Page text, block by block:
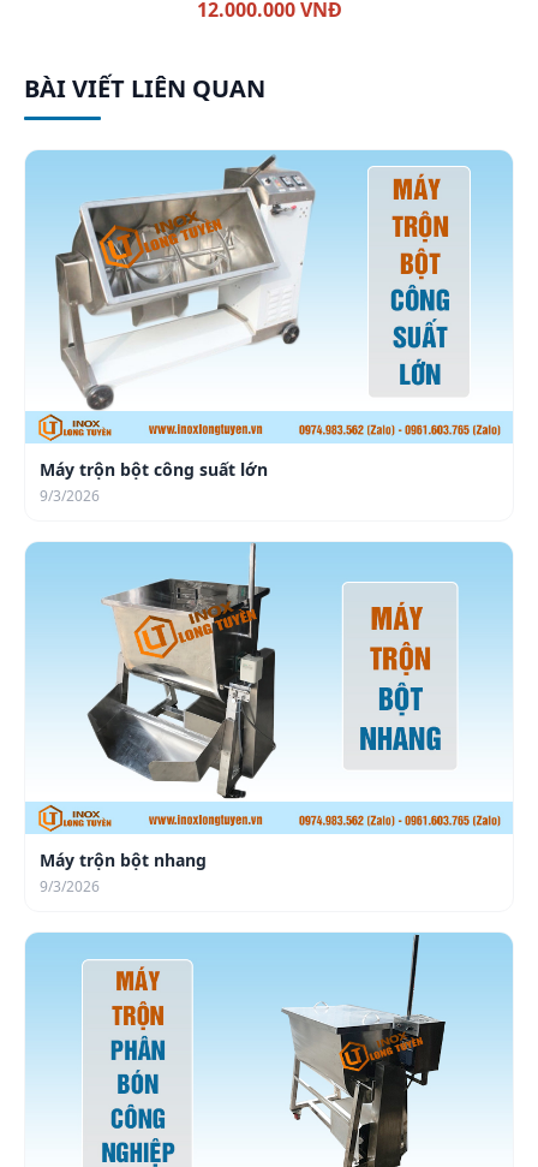
12.000.000 VNĐ
BÀI VIẾT LIÊN QUAN
Máy trộn bột công suất lớn
9/3/2026
Máy trộn bột nhang
9/3/2026